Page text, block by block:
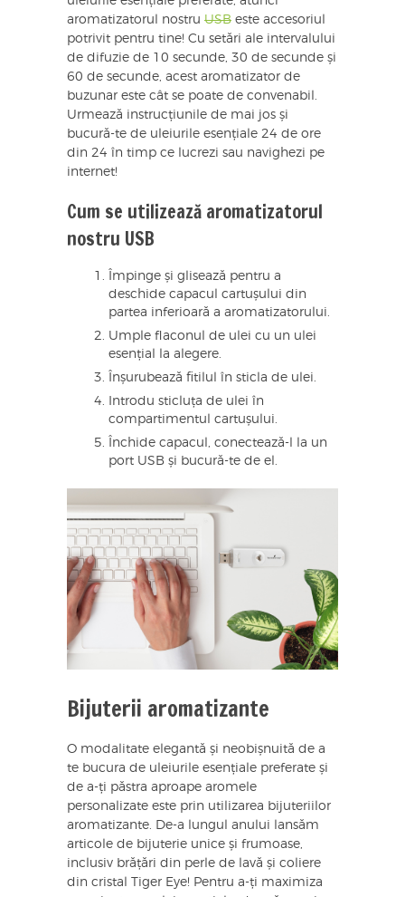
aromatizatorul nostru USB este accesoriul
potrivit pentru tine! Cu setări ale intervalului
de difuzie de 10 secunde, 30 de secunde și
60 de secunde, acest aromatizator de
buzunar este cât se poate de convenabil.
Urmează instrucțiunile de mai jos și
bucură-te de uleiurile esențiale 24 de ore
din 24 în timp ce lucrezi sau navighezi pe
internet!
Cum se utilizează aromatizatorul
nostru USB
Împinge și glisează pentru a
deschide capacul cartușului din
partea inferioară a aromatizatorului.
Umple flaconul de ulei cu un ulei
esențial la alegere.
Înșurubează fitilul în sticla de ulei.
Introdu sticluța de ulei în
compartimentul cartușului.
Închide capacul, conectează-l la un
port USB și bucură-te de el.
Bijuterii aromatizante
O modalitate elegantă și neobișnuită de a
te bucura de uleiurile esențiale preferate și
de a-ți păstra aproape aromele
personalizate este prin utilizarea bijuteriilor
aromatizante. De-a lungul anului lansăm
articole de bijuterie unice și frumoase,
inclusiv brățări din perle de lavă și coliere
din cristal Tiger Eye! Pentru a-ți maximiza